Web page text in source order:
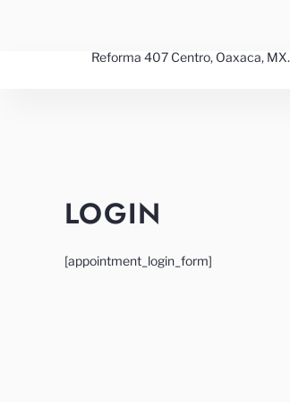
Reforma 407 Centro, Oaxaca, MX.
LOGIN
[appointment_login_form]